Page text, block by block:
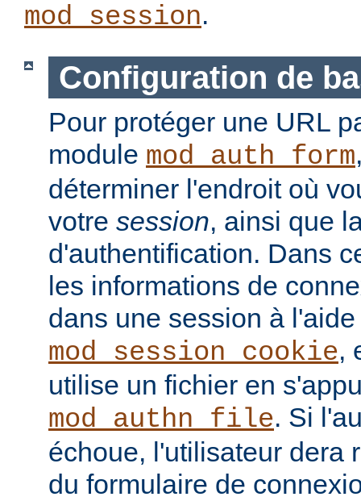
mod_session.
Configuration de
Pour protéger une URL
module mod_auth_form
déterminer l'endroit où
votre session, ainsi que
d'authentification. Dans
les informations de
dans une session à
mod_session_cookie,
utilise un fichier en
mod_authn_file. Si
échoue, l'utilisateur dera
du formulaire de